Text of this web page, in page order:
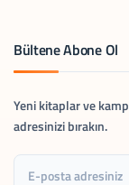
Bültene Abone Ol
Yeni kitaplar ve
adresinizi bırakın.